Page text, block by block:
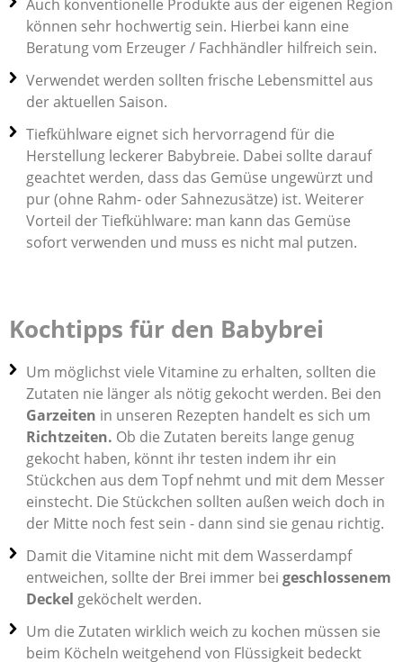
Auch konventionelle Produkte aus der eigenen Region
können sehr hochwertig sein. Hierbei kann eine
Beratung vom Erzeuger / Fachhändler hilfreich sein.
Verwendet werden sollten frische Lebensmittel aus
der aktuellen Saison.
Tiefkühlware eignet sich hervorragend für die
Herstellung leckerer Babybreie. Dabei sollte darauf
geachtet werden, dass das Gemüse ungewürzt und
pur (ohne Rahm- oder Sahnezusätze) ist. Weiterer
Vorteil der Tiefkühlware: man kann das Gemüse
sofort verwenden und muss es nicht mal putzen.
Kochtipps für den Babybrei
Um möglichst viele Vitamine zu erhalten, sollten die
Zutaten nie länger als nötig gekocht werden. Bei den
Garzeiten in unseren Rezepten handelt es sich um
Richtzeiten. Ob die Zutaten bereits lange genug
gekocht haben, könnt ihr testen indem ihr ein
Stückchen aus dem Topf nehmt und mit dem Messer
einstecht. Die Stückchen sollten außen weich doch in
der Mitte noch fest sein - dann sind sie genau richtig.
Damit die Vitamine nicht mit dem Wasserdampf
entweichen, sollte der Brei immer bei geschlossenem
Deckel geköchelt werden.
Um die Zutaten wirklich weich zu kochen müssen sie
beim Köcheln weitgehend von Flüssigkeit bedeckt